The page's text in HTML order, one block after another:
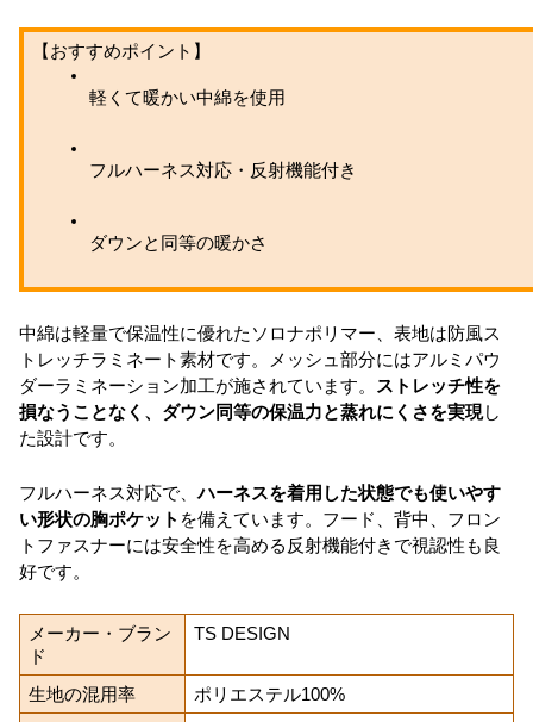
【おすすめポイント】
軽くて暖かい中綿を使用
フルハーネス対応・反射機能付き
ダウンと同等の暖かさ
中綿は軽量で保温性に優れたソロナポリマー、表地は防風ス
トレッチラミネート素材です。メッシュ部分にはアルミパウ
ダーラミネーション加工が施されています。
ストレッチ性を
損なうことなく、ダウン同等の保温力と蒸れにくさを実現し
た設計です。
フルハーネス対応で、ハーネスを着用した状態でも使いやす
い形状の胸ポケット を備えています。フード、背中、フロン
トファスナーには安全性を高める反射機能付きで視認性も良
好です。
メーカー・ブラン
ド
TS DESIGN
生地の混用率
ポリエステル100%